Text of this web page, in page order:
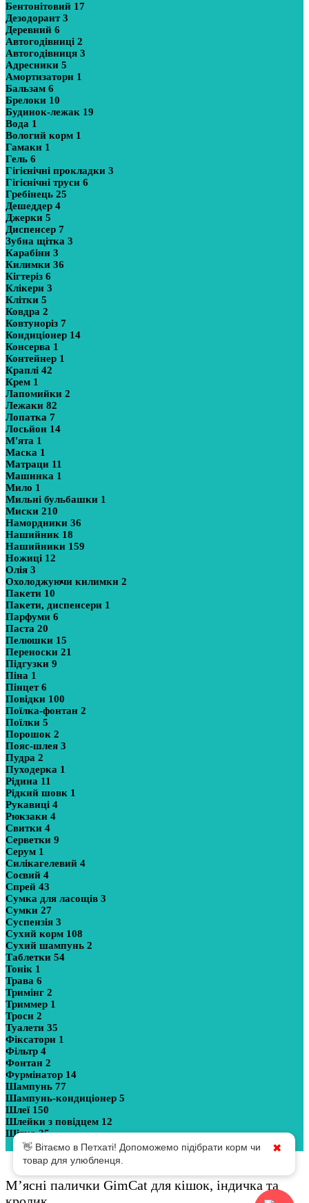
Бентонітовий 17
Дезодорант3
Деревний 6
Автогодівниці 2
Автогодівниця 3
Адресники 5
Амортизатори 1
Бальзам 6
Брелоки 10
Будинок-лежак 19
Вода 1
Вологий корм 1
Гамаки 1
Гель 6
Гігієнічні прокладки 3
Гігієнічні труси 6
Гребінець 25
Дешеддер 4
Джерки 5
Диспенсер 7
Зубна щітка 3
Карабіни 3
Килимки 36
Кігтеріз 6
Клікери 3
Клітки 5
Ковдра 2
Ковтуноріз 7
Кондиціонер 14
Консерва 1
Контейнер 1
Краплі 42
Крем 1
Лапомийки 2
Лежаки 82
Лопатка 7
Лосьйон 14
М'ята 1
Маска 1
Матраци 11
Машинка 1
Мило 1
Мильні бульбашки 1
Миски 210
Намордники 36
Нашийник 18
Нашийники 159
Ножиці 12
Олія 3
Охолоджуючи килимки 2
Пакети 10
Пакети, диспенсери 1
Парфуми 6
Паста 20
Пелюшки 15
Переноски 21
Підгузки 9
Піна 1
Пінцет6
Повідки 100
Поїлка-фонтан 2
Поїлки 5
Порошок 2
Пояс-шлея 3
Пудра 2
Пуходерка 1
Рідина 11
Рідкий шовк 1
Рукавиці 4
Рюкзаки 4
Свитки 4
Серветки 9
Серум 1
Силікагелевий 4
Соєвий 4
Спрей 43
Сумка для ласощів 3
Сумки 27
Суспензія 3
Сухий корм 108
Сухий шампунь 2
Таблетки 54
Тонік 1
Трава 6
Тримінг 2
Триммер 1
Троси 2
Туалети 35
Фіксатори 1
Фільтр 4
Фонтан 2
Фурмінатор 14
Шампунь 77
Шампунь-кондиціонер 5
Шлеї 150
Шлейки з повідцем 12
Щітка25
Показати більше
М’ясні палички GimCat для кішок, індичка та
👋 Вітаємо в Петхаті! Допоможемо підібрати корм чи
товар для улюбленця.
✖